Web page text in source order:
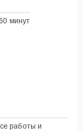
минут
работы и